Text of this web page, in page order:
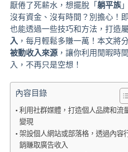
厭倦了死薪水，想擺脫「 躺平族
沒有資金、沒有時間？別擔心！
也能透過一些技巧和方法，打造
入 ，每月輕鬆多賺一萬！本文將
被動收入來源 ，讓你利用閒暇時
入，不再只是空想！
內容目錄
利用社群媒體，打造個人品牌和流
變現
架設個人網站或部落格，透過內容
銷賺取廣告收入